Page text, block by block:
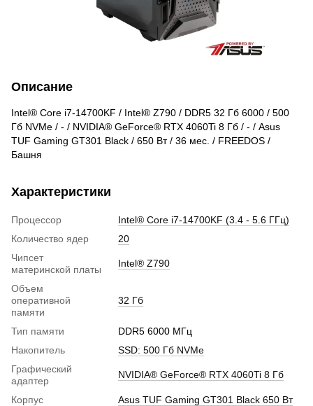
Описание
Intel® Core i7-14700KF / Intel® Z790 / DDR5 32 Гб 6000 / 500
Гб NVMe / - / NVIDIA® GeForce® RTX 4060Ti 8 Гб / - / Asus
TUF Gaming GT301 Black / 650 Вт / 36 мес. / FREEDOS /
Башня
Характеристики
Процессор
Intel® Core i7-14700KF (3.4 - 5.6 ГГц)
Количество ядер
20
Чипсет
материнской платы
Intel® Z790
Объем
оперативной
памяти
32 Гб
Тип памяти
DDR5 6000 МГц
Накопитель
SSD: 500 Гб NVMe
Графический
адаптер
NVIDIA® GeForce® RTX 4060Ti 8 Гб
Корпус
Asus TUF Gaming GT301 Black 650 Вт